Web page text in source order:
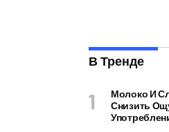
В Тренде
Молоко И
Снизить